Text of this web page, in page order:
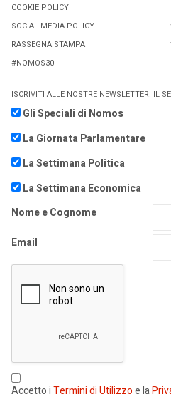
COOKIE POLICY
SOCIAL MEDIA POLICY
RASSEGNA STAMPA
#NOMOS30
ISCRIVITI ALLE NOSTRE NEWSLETTER! IL
Gli Speciali di Nomos
La Giornata Parlamentare
La Settimana Politica
La Settimana Economica
Nome e Cognome
Email
Accetto iTermini di Utilizzoe la